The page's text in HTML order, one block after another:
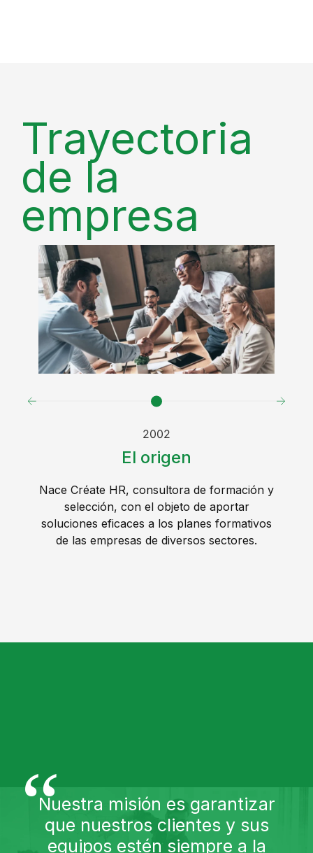
Trayectoria
de la
empresa
2002
El origen
Nace Créate HR, consultora de formación y
selección, con el objeto de aportar
soluciones eficaces a los planes formativos
de las empresas de diversos sectores.
“Nuestra misión es garantizar
que nuestros clientes y sus
equipos estén siempre a la